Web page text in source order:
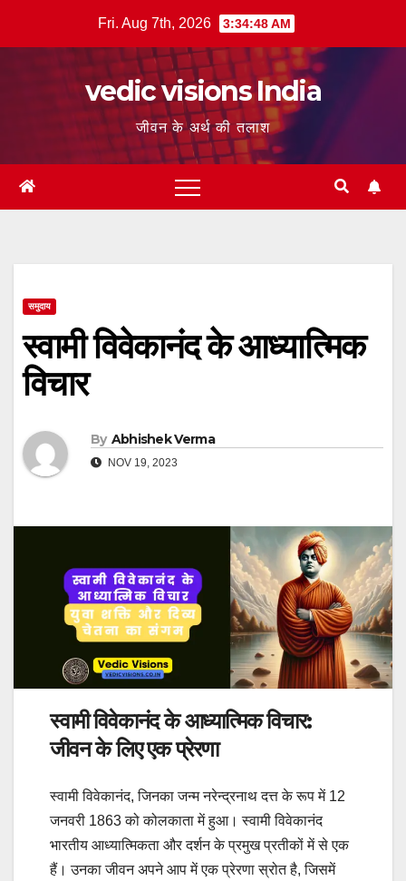
Fri. Aug 7th, 2026 3:34:49 AM
vedic visions India
जीवन के अर्थ की तलाश
समुदाय
स्वामी विवेकानंद के आध्यात्मिक
विचार
By Abhishek Verma
NOV 19, 2023
स्वामी विवेकानंद के आध्यात्मिक विचार:
जीवन के लिए एक प्रेरणा
स्वामी विवेकानंद, जिनका जन्म नरेन्द्रनाथ दत्त के रूप में 12
जनवरी 1863 को कोलकाता में हुआ। स्वामी विवेकानंद
भारतीय आध्यात्मिकता और दर्शन के प्रमुख प्रतीकों में से एक
हैं। उनका जीवन अपने आप में एक प्रेरणा स्रोत है, जिसमें